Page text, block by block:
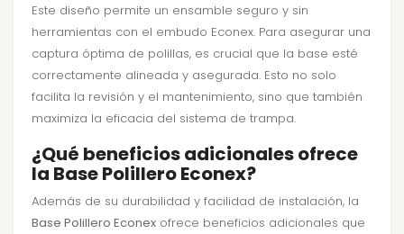
Este diseño permite un ensamble seguro y sin
herramientas con el embudo Econex. Para asegurar una
captura óptima de polillas, es crucial que la base esté
correctamente alineada y asegurada. Esto no solo
facilita la revisión y el mantenimiento, sino que también
maximiza la eficacia del sistema de trampa.
¿Qué beneficios adicionales ofrece
la Base Polillero Econex?
Además de su durabilidad y facilidad de instalación, la
Base Polillero Econex ofrece beneficios adicionales que